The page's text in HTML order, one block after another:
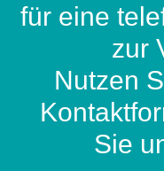
für eine
zur
Nutzen
Sie